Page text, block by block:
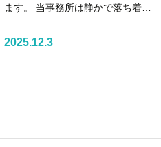
ます。 当事務所は静かで落ち着…
2025.12.3